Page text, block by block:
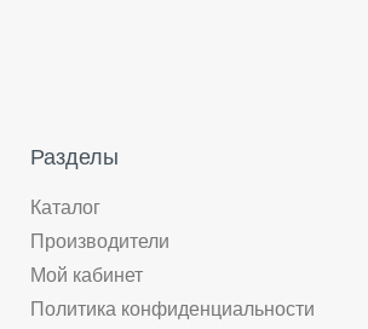
Разделы
Каталог
Производители
Мой кабинет
Политика конфиденциальности